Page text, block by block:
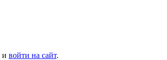
и войти на сайт.